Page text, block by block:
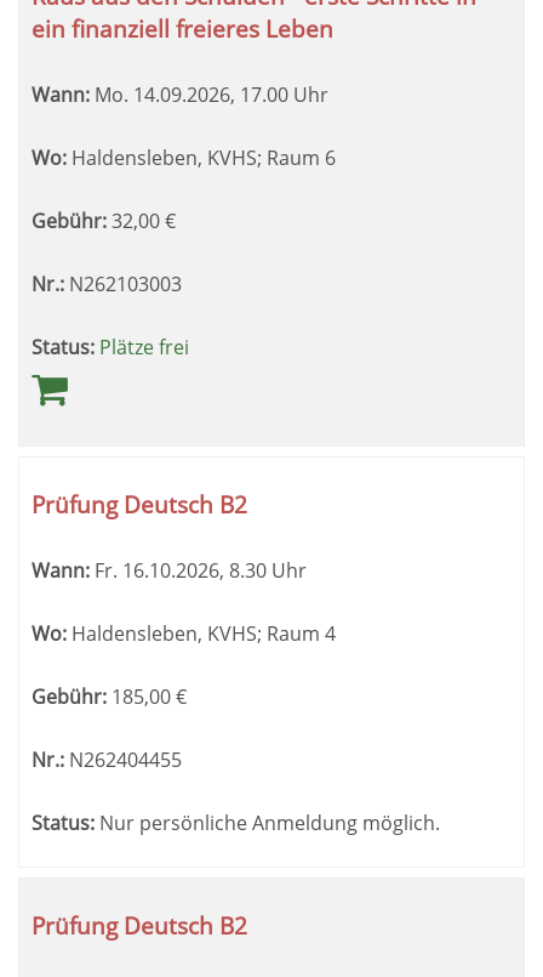
ein finanziell freieres Leben
Wann: Mo. 14.09.2026, 17.00 Uhr
Wo: Haldensleben, KVHS; Raum 6
Gebühr:32,00€
Nr.: N262103003
Status: Plätze frei
Prüfung Deutsch B2
Wann: Fr. 16.10.2026, 8.30 Uhr
Wo: Haldensleben, KVHS; Raum 4
Gebühr: 185,00€
Nr.: N262404455
Status: Nur persönliche Anmeldung möglich.
Prüfung Deutsch B2